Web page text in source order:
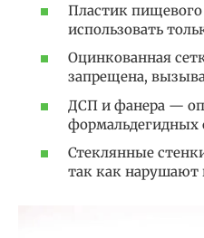
Пластик
использовать
Оцинкованная
запрещена,
ДСП и фанера —
формальдегидных
Стеклянные
так как нарушают